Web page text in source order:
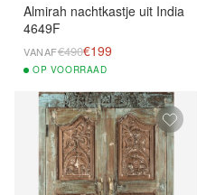
Almirah nachtkastje uit India
4649F
VANAF€490€199
OP VOORRAAD